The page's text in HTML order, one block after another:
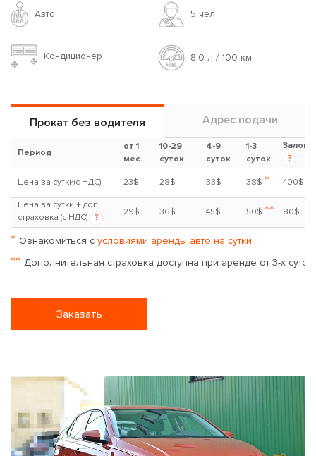
Авто 5 чел
Кондиционер 8.0 л / 100 км
Прокат без водителя Адрес подачи
Период
от 1
мес.
10-29
суток
4-9
суток
1-3
суток
Залог
?
Цена за сутки(с НДС) 23$ 28$ 33$ 38$ * 400$
Цена за сутки + доп.
страховка (с НДС)
?
29$ 36$ 45$ 50$ ** 80$
* Ознакомиться с условиями аренды авто на сутки
** Дополнительная страховка доступна при аренде от 3-х суток
Заказать